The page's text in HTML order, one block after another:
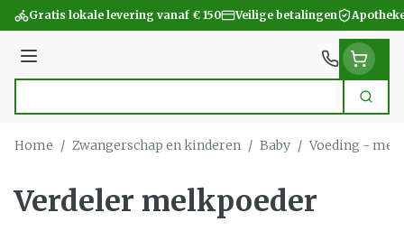
Ga naar de inhoud
Gratis lokale levering vanaf € 150 Veilige betalingen
Menu
Zoek
Home / Zwangerschap en kinderen / Baby / Voeding -
Verdeler melkpoeder